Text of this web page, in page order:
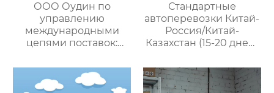
ООО Оудин по
управлению
международными
цепями поставок:
трансграничной
логистики Китай-
Стандартные
автоперевозки Китай-
Россия/Китай-
Казахстан (15-20 дней)
управлению
международными